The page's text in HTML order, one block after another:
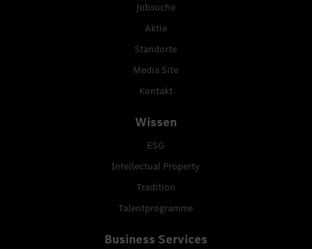
Jobsuche
Aktie
Standorte
Media Site
Kontakt
Wissen
ESG
Intellectual Property
Tradition
Talentprogramme
Business Services